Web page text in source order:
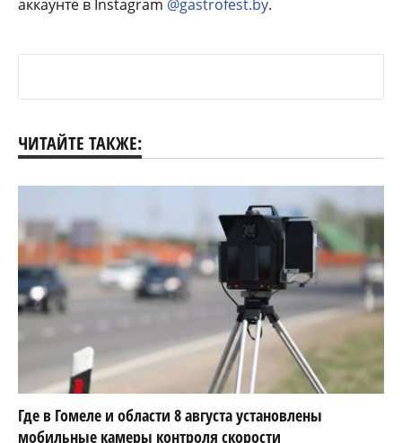
аккаунте в Instagram @gastrofest.by.
ЧИТАЙТЕ ТАКЖЕ:
Где в Гомеле и области 8 августа установлены
мобильные камеры контроля скорости